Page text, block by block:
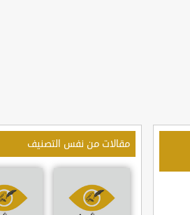
مقالات من نفس التصنيف